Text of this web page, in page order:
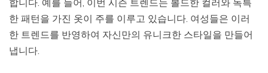
한 패턴을 가진 옷이 주를 이루고 있습니다. 여성들은 이러
한 트렌드를 반영하여 자신만의 유니크한 스타일을 만들어
냅니다.